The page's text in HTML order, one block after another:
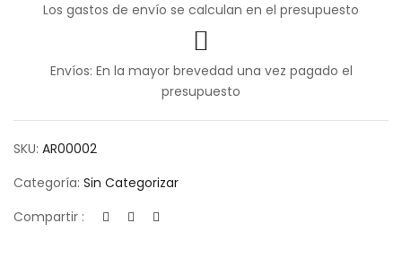
Los gastos de envío se calculan en el presupuesto
Envíos: En la mayor brevedad una vez pagado el
presupuesto
SKU: AR00002
Categoría: Sin Categorizar
Compartir :